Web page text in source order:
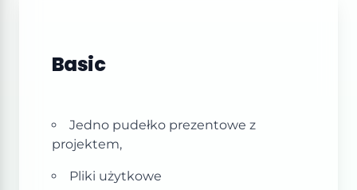
Basic
Jedno pudełko prezentowe z
projektem,
Pliki użytkowe